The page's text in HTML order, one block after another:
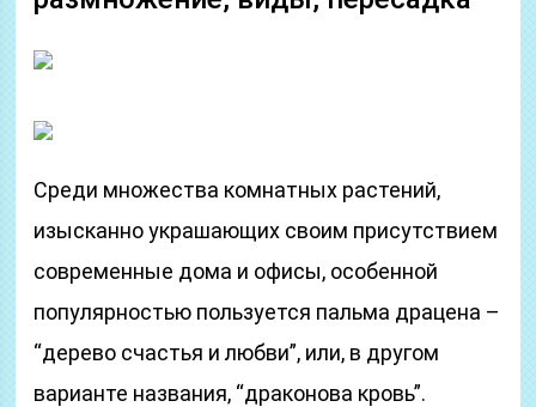
Среди множества комнатных растений,
изысканно украшающих своим присутствием
современные дома и офисы, особенной
популярностью пользуется пальма драцена –
“дерево счастья и любви”, или, в другом
варианте названия, “драконова кровь”.